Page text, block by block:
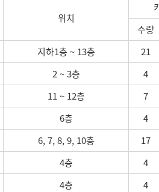
위치
수량
지하1층 ~ 13층 21
2 ~ 3층 4
11 ~ 12층 7
6층 4
6, 7, 8, 9, 10층 17
4층 4
4층 4